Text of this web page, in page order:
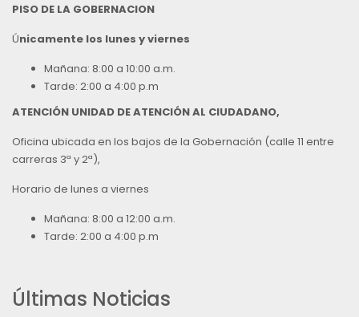
PISO DE LA GOBERNACION
Únicamente los lunes y viernes
Mañana: 8:00 a 10:00 a.m.
Tarde: 2:00 a 4:00 p.m
ATENCIÓN UNIDAD DE ATENCIÓN AL CIUDADANO,
Oficina ubicada en los bajos de la Gobernación (calle 11 entre
carreras 3ª y 2ª),
Horario de lunes a viernes
Mañana: 8:00 a 12:00 a.m.
Tarde: 2:00 a 4:00 p.m
Últimas Noticias